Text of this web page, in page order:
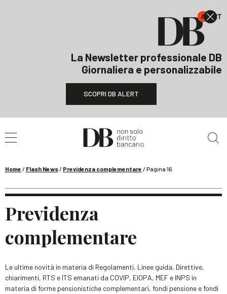
La Newsletter professionale DB
Giornaliera e personalizzabile
SCOPRI DB ALERT
Home / Flash News/ Previdenza complementare /Pagina 16
Previdenza
complementare
Le ultime novità in materia di Regolamenti, Linee guida, Direttive,
chiarimenti, RTS e ITS emanati da COVIP, EIOPA, MEF e INPS in
materia di forme pensionistiche complementari, fondi pensione e fondi